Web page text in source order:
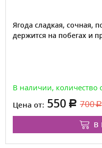
Ягода сладкая, сочная,
держится на побегах и
В наличии, количество
Цена от: 550 700
В